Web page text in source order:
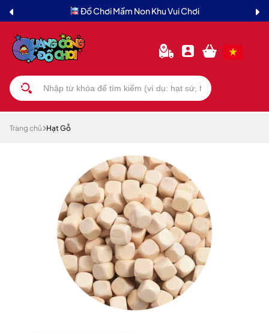
Đồ Chơi Mầm Non Khu Vui Chơi
Trang chủ Hạt Gỗ